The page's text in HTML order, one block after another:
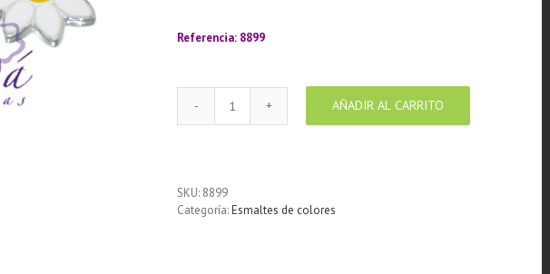
Referencia: 8899
Aros
de
de
AÑADIR AL CARRITO
SKU: 8899
Categoría:Esmaltes de colores